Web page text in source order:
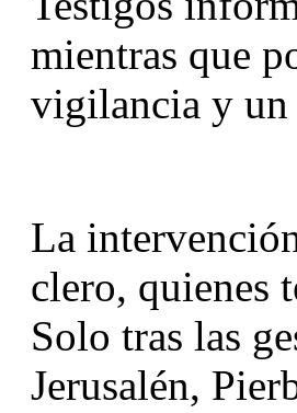
mientras que
vigilancia y un
La
clero, quienes
Solo tras las
Jerusalén,